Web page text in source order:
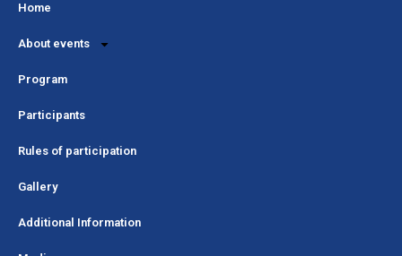
Home
About events
Program
Participants
Rules of participation
Gallery
Additional Information